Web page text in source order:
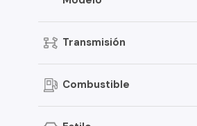
Transmisión
Combustible